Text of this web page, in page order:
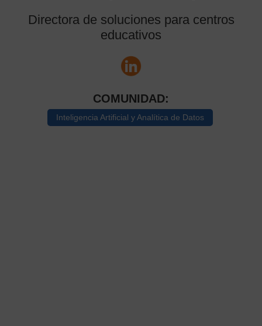
Directora de soluciones para centros
educativos
COMUNIDAD:
Inteligencia Artificial y Analítica de Datos